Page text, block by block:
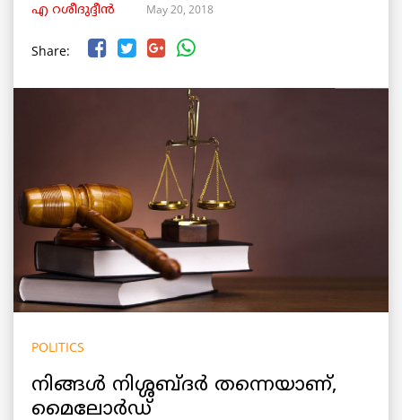
എ റശീദുദ്ദീന്‍ May 20, 2018
Share:
POLITICS
നിങ്ങള്‍ നിശ്ശബ്ദര്‍ തന്നെയാണ്,
മൈലോര്‍ഡ്